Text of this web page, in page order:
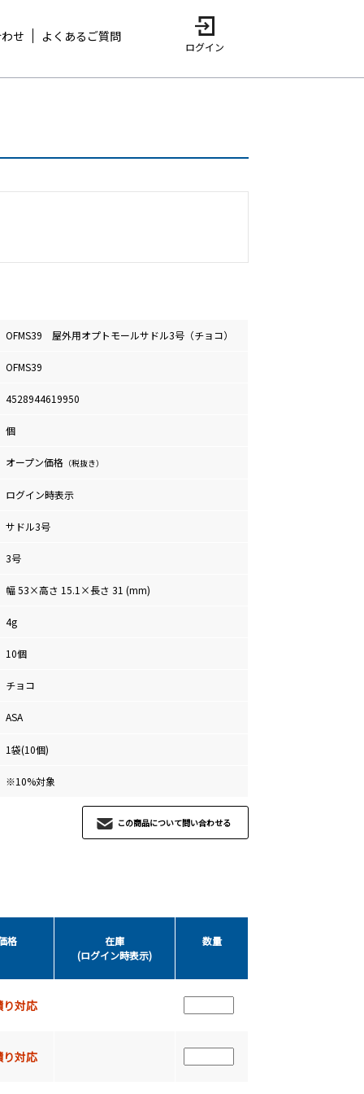
せ よくあるご質問
ログイン
OFMS39 屋外用オプトモールサドル3号（チョコ）
OFMS39
4528944619950
個
オープン価格 （税抜き）
ログイン時表示
サドル3号
3号
幅 53×高さ 15.1×長さ 31 (mm)
4g
10個
チョコ
ASA
1袋(10個)
※10%対象
この商品について問い合わせる
格
在庫
(ログイン時表示)
数量
対応
対応